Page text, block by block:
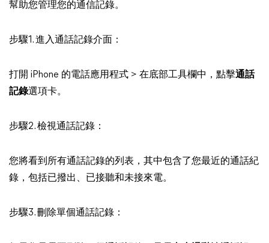
幫助您管理您的通信記錄。
步驟1. 進入通話記錄介面：
打開 iPhone 的電話應用程式 > 在底部工具欄中，點擊通話
記錄選項卡。
步驟2. 檢視通話記錄：
您將看到所有通話記錄的列表，其中包含了您最近的通話紀
錄，包括已撥出、已接聽和未接來電。
步驟3. 刪除單個通話記錄：